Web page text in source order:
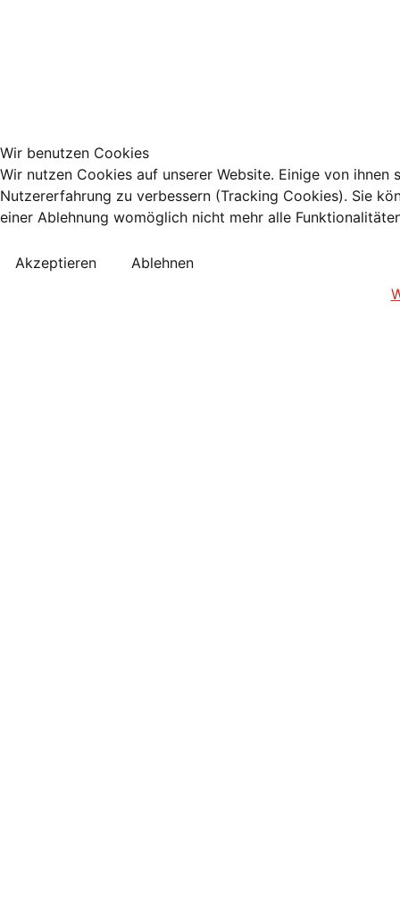
Wir benutzen Cookies
Wir nutzen Cookies auf unserer Website. Einige von
Nutzererfahrung zu verbessern (Tracking Cookies). Sie
einer Ablehnung womöglich nicht mehr alle
Akzeptieren
Ablehnen